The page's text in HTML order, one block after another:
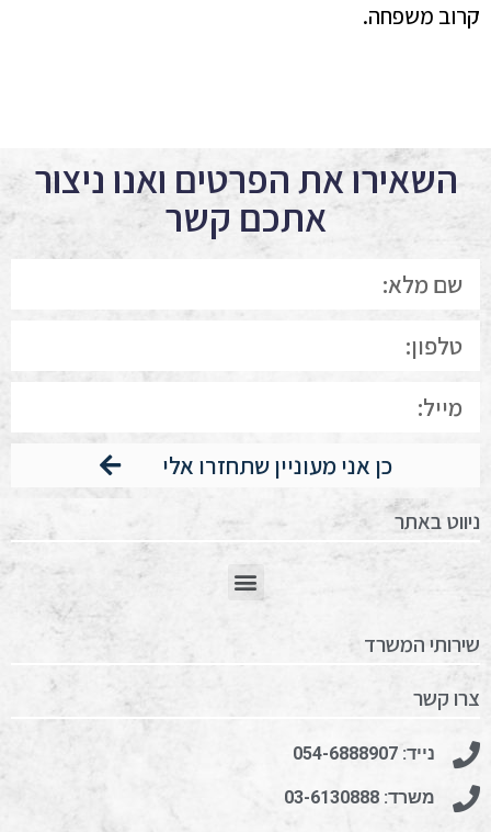
קרוב משפחה.
השאירו את הפרטים ואנו ניצור
אתכם קשר
כן אני מעוניין שתחזרו אלי
ניווט באתר
שירותי המשרד
צרו קשר
נייד: 054-6888907
משרד: 03-6130888